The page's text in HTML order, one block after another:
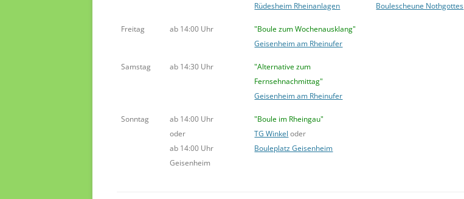
Rüdesheim Rheinanlagen
Boulescheune Nothgottes
Freitag ab 14:00 Uhr
"Boule zum Wochenausklang"
Geisenheim am Rheinufer
Samstag ab 14:30 Uhr
"Alternative zum
Fernsehnachmittag"
Geisenheim am Rheinufer
Sonntag
ab 14:00 Uhr
oder
ab 14:00 Uhr
Geisenheim
"Boule im Rheingau"
TG Winkel oder
Bouleplatz Geisenheim